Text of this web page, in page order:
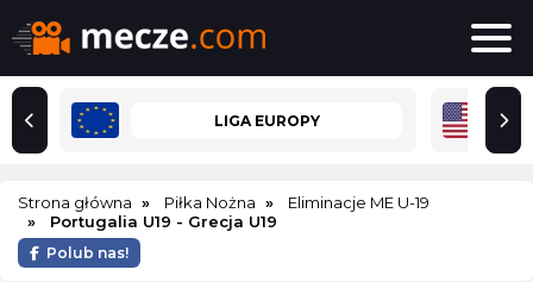
LIGA EUROPY
Strona główna Piłka Nożna
Eliminacje ME U-19
Portugalia U19 - Grecja U19
Polub nas!